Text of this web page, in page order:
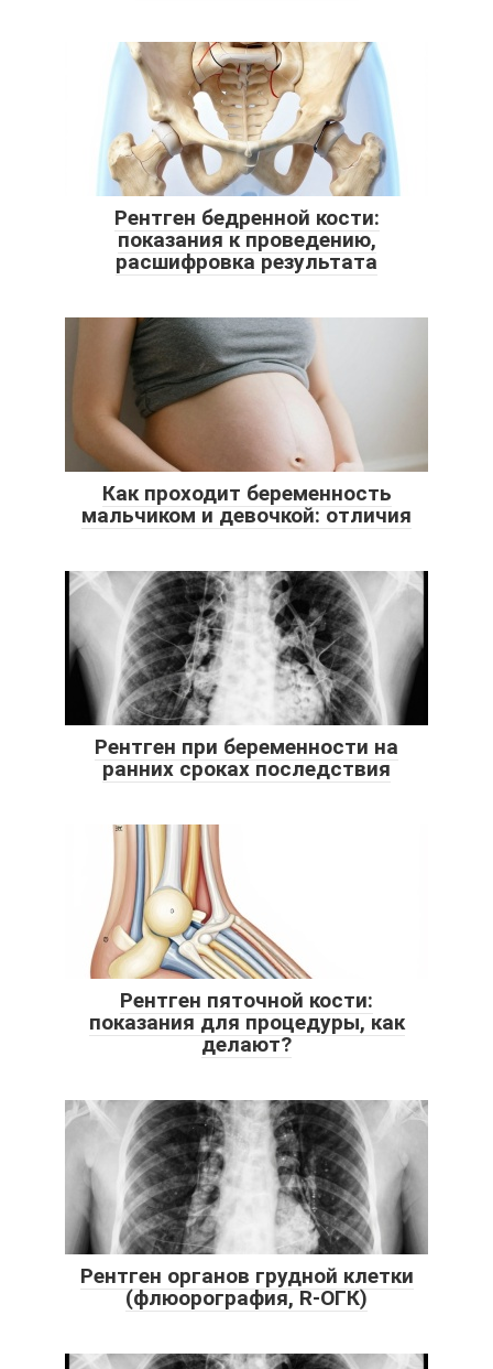
Рентген бедренной кости:
показания к проведению,
расшифровка результата
Как проходит беременность
мальчиком и девочкой: отличия
Рентген при беременности на
ранних сроках последствия
Рентген пяточной кости:
показания для процедуры, как
делают?
Рентген органов грудной клетки
(флюорография, R-OГК)